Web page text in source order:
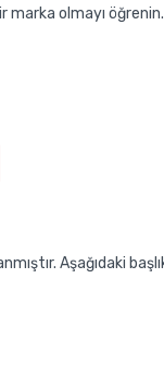
marka olmayı öğrenin.
Aşağıdaki